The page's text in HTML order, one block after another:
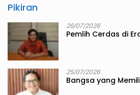
Pikiran
26/07/2026
Pemlih Cerdas di
25/07/2026
Bangsa yang